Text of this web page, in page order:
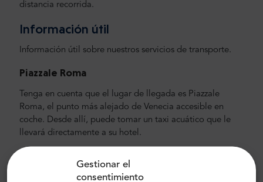
Gestionar el
consentimiento
distancia recorrida.
Información útil
Información útil sobre nuestros servicios de transporte.
Piazzale Roma
Tenga en cuenta que el lugar de llegada es Piazzale
Roma, el punto más alejado de Venecia accesible en
coche. Desde allí, puede tomar un taxi acuático que le
llevará directamente a su hotel.
Florencia se encuentra a unos 260 km de Piazzale Roma